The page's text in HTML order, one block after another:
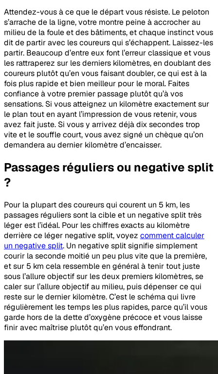
Attendez-vous à ce que le départ vous résiste. Le peloton
s’arrache de la ligne, votre montre peine à accrocher au
milieu de la foule et des bâtiments, et chaque instinct vous
dit de partir avec les coureurs qui s’échappent. Laissez-les
partir. Beaucoup d’entre eux font l’erreur classique et vous
les rattraperez sur les derniers kilomètres, en doublant des
coureurs plutôt qu’en vous faisant doubler, ce qui est à la
fois plus rapide et bien meilleur pour le moral. Faites
confiance à votre premier passage plutôt qu’à vos
sensations. Si vous atteignez un kilomètre exactement sur
le plan tout en ayant l’impression de vous retenir, vous
avez fait juste. Si vous y arrivez déjà dix secondes trop
vite et le souffle court, vous avez signé un chèque qu’on
demandera au dernier kilomètre d’encaisser.
Passages réguliers ou negative split
?
Pour la plupart des coureurs qui courent un 5 km, les
passages réguliers sont la cible et un negative split très
léger est l’idéal. Pour les chiffres exacts au kilomètre
derrière ce léger negative split, voyez comment calculer
un negative split. Un negative split signifie simplement
courir la seconde moitié un peu plus vite que la première,
et sur 5 km cela ressemble en général à tenir tout juste
sous l’allure objectif sur les deux premiers kilomètres, se
caler sur l’allure objectif au milieu, puis dépenser ce qui
reste sur le dernier kilomètre. C’est le schéma qui livre
régulièrement les temps les plus rapides, parce qu’il vous
garde hors de la dette d’oxygène précoce et vous laisse
finir avec maîtrise plutôt qu’en vous effondrant.